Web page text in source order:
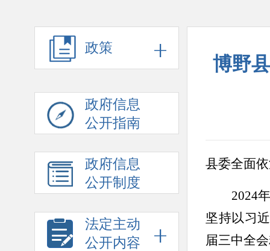
政策
政府信息
公开指南
政府信息
公开制度
法定主动
公开内容
博野
县委全面
2024
坚持以习
届三中全